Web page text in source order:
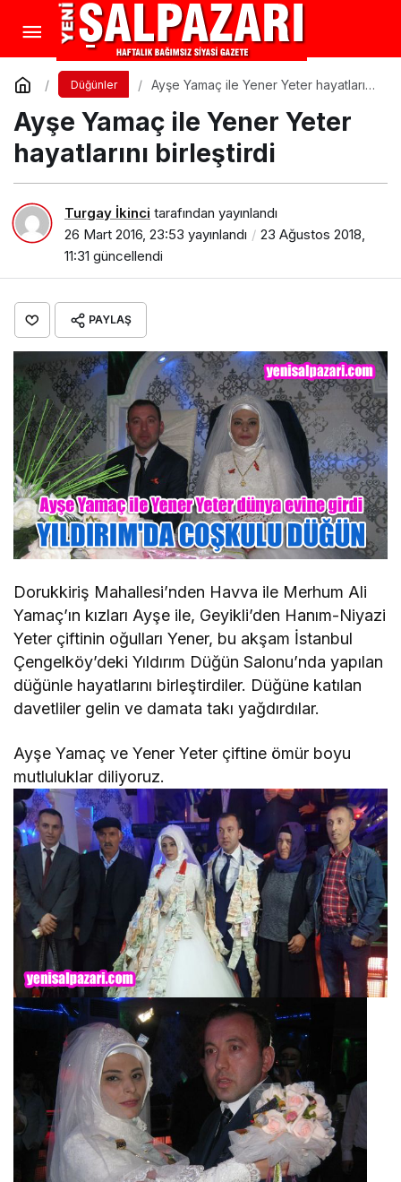
Düğünler
Ayşe Yamaç ile Yener Yeter hayatlarını
Ayşe Yamaç ile Yener Yeter
hayatlarını birleştirdi
Turgay İkinci tarafından yayınlandı
26 Mart 2016, 23:53 yayınlandı
23 Ağustos 2018,
11:31 güncellendi
PAYLAŞ
Dorukkiriş Mahallesi’nden Havva ile Merhum Ali
Yamaç’ın kızları Ayşe ile, Geyikli’den Hanım-Niyazi
Yeter çiftinin oğulları Yener, bu akşam İstanbul
Çengelköy’deki Yıldırım Düğün Salonu’nda yapılan
düğünle hayatlarını birleştirdiler. Düğüne katılan
davetliler gelin ve damata takı yağdırdılar.
Ayşe Yamaç ve Yener Yeter çiftine ömür boyu
mutluluklar diliyoruz.